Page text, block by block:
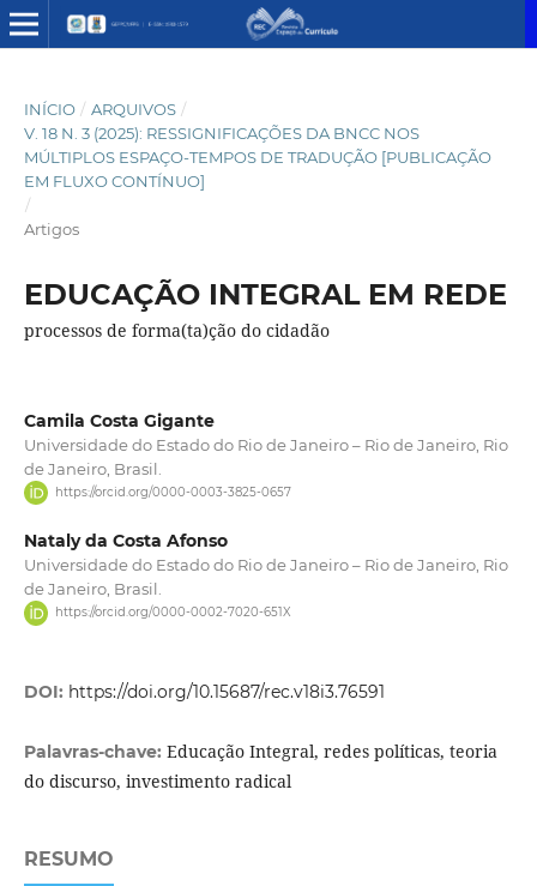
INÍCIO / ARQUIVOS /
V. 18 N. 3 (2025): RESSIGNIFICAÇÕES DA BNCC NOS
MÚLTIPLOS ESPAÇO-TEMPOS DE TRADUÇÃO [PUBLICAÇÃO
EM FLUXO CONTÍNUO]
/
Artigos
EDUCAÇÃO INTEGRAL EM REDE
processos de forma(ta)ção do cidadão
Camila Costa Gigante
Universidade do Estado do Rio de Janeiro – Rio de Janeiro, Rio
de Janeiro, Brasil.
https://orcid.org/0000-0003-3825-0657
Nataly da Costa Afonso
Universidade do Estado do Rio de Janeiro – Rio de Janeiro, Rio
de Janeiro, Brasil.
https://orcid.org/0000-0002-7020-651X
DOI: https://doi.org/10.15687/rec.v18i3.76591
Palavras-chave: Educação Integral, redes políticas, teoria
do discurso, investimento radical
RESUMO